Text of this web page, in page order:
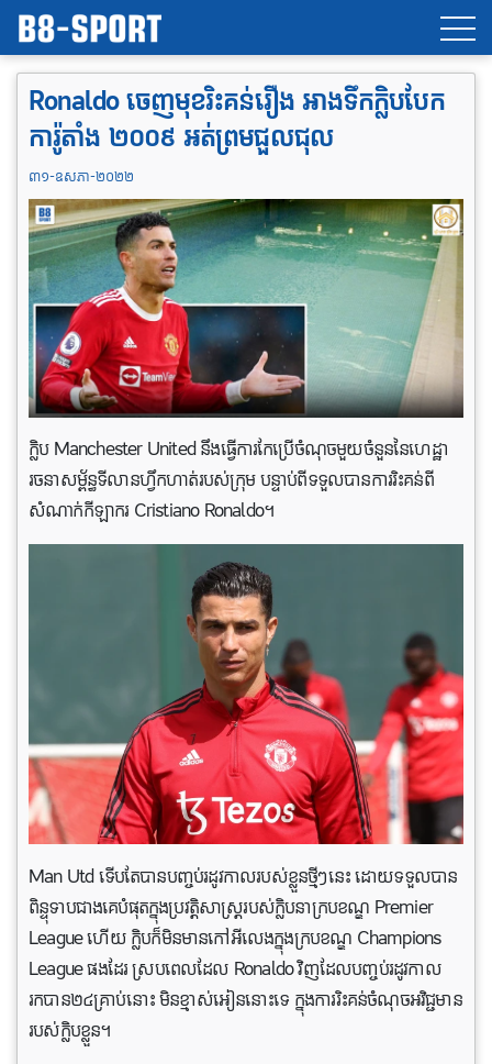
Ronaldo ចេញមុខរិះគន់រឿង អាងទឹកក្លិបបែក
ការ៉ូតាំង ២០០៩ អត់ព្រមជួលជុល
៣១-ឧសភា-២០២២
ក្លិប Manchester United នឹងធ្វើការកែប្រើចំណុចមួយចំនួននៃហេដ្ឋា
រចនាសម្ព័ន្ធទីលានហ្វឹកហាត់របស់ក្រុម បន្ទាប់ពីទទួលបានការរិះគន់ពី
សំណាក់កីឡាករ Cristiano Ronaldo។
Man Utd ទើបតែបានបញ្ចប់រដូវកាលរបស់ខ្លួនថ្មីៗនេះ ដោយទទួលបាន
ពិន្ទុទាបជាងគេបំផុតក្នុងប្រវត្តិសាស្រ្តរបស់ក្លិបនាក្របខណ្ឌ Premier
League ហើយ ក្លិបក៏មិនមានកៅអីលេងក្នុងក្របខណ្ឌ Champions
League ផងដែរ ស្របពេលដែល Ronaldo វិញដែលបញ្ចប់រដូវកាល
រកបាន២៤គ្រាប់នោះ មិនខ្មាស់អៀននោះទេ ក្នុងការរិះគន់ចំណុចអវិជ្ជមាន
របស់ក្លិបខ្លួន។